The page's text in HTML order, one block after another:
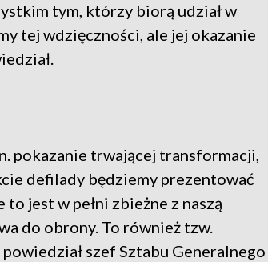
tym, którzy biorą udział w
tej wdzięczności, ale jej okazanie
pokazanie trwającej transformacji,
defilady będziemy prezentować
to jest w pełni zbieżne z naszą
do obrony. To również tzw.
szef Sztabu Generalnego